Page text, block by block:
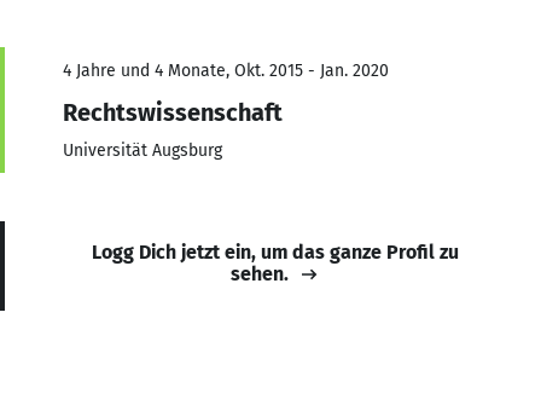
4 Jahre und 4 Monate, Okt. 2015 - Jan. 2020
Rechtswissenschaft
Universität Augsburg
Logg Dich jetzt ein, um das ganze Profil zu
sehen.